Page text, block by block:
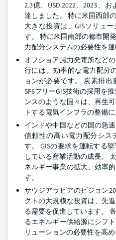
2.3億、USD 2022、2023、
達しました。 特に米国西部
大きな投資は、GISソリュ
す。 特に米国南部の都市開
力配分システムの必要性を運
オフショア風力発電所など
行には、効率的な電力配分
ョンが必要です。 炭素排出
SF6フリーGIS技術の採用を
ンスのような国々は、再生
トする電気インフラの整備
インドや中国などの国の急
信頼性の高い電力配分シス
す。 GISの要求を運転する
している産業活動の成長。
ネルギー事業の拡大、効率
す。
サウジアラビアのビジョン
クトの大規模な投資は、先
る需要を促進しています。
るエネルギー供給源にシフ
リューションの必要性を高め